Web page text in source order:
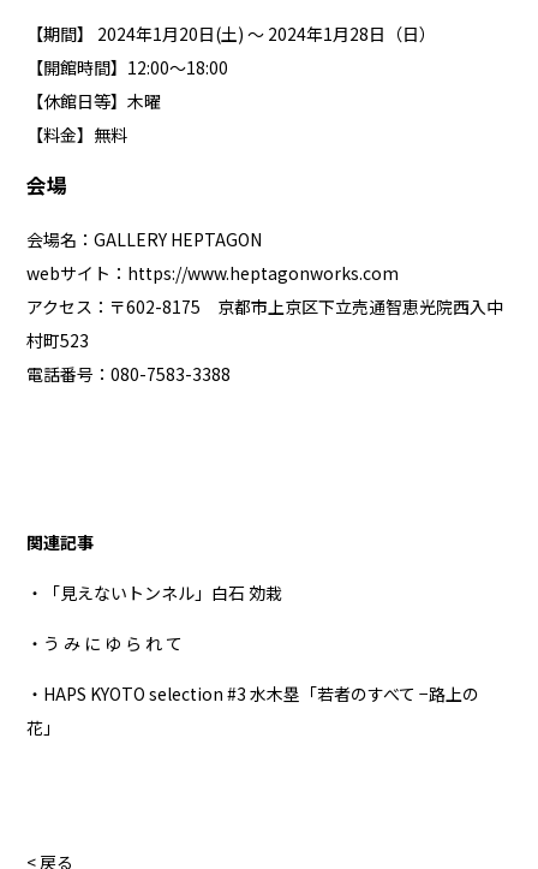
【期間】 2024年1月20日(土) ～ 2024年1月28日（日）
【開館時間】12:00～18:00
【休館日等】木曜
【料金】無料
会場
会場名：GALLERY HEPTAGON
webサイト： https://www.heptagonworks.com
アクセス：〒602-8175 京都市上京区下立売通智恵光院西入中
村町523
電話番号：080-7583-3388
関連記事
・「見えないトンネル」白石 効栽
・う み に ゆ ら れ て
・HAPS KYOTO selection #3 水木塁「若者のすべて −路上の
花」
< 戻る